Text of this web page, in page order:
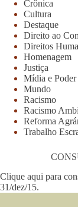
Crônica
Cultura
Destaque
Direito ao
Direitos
Homenagem
Justiça
Mídia e Poder
Mundo
Racismo
Racismo
Reforma
Trabalho
Clique aqui para
31/dez/15.